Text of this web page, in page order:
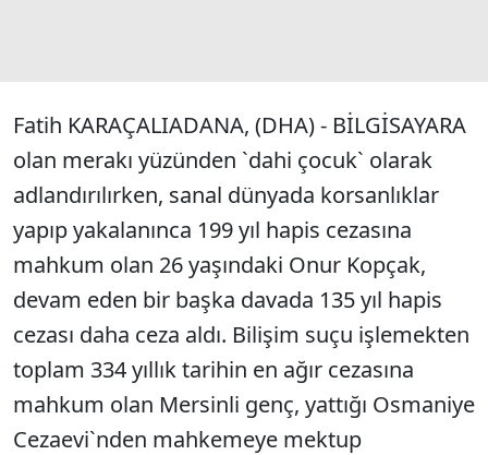
Fatih KARAÇALIADANA, (DHA) - BİLGİSAYARA
olan merakı yüzünden `dahi çocuk` olarak
adlandırılırken, sanal dünyada korsanlıklar
yapıp yakalanınca 199 yıl hapis cezasına
mahkum olan 26 yaşındaki Onur Kopçak,
devam eden bir başka davada 135 yıl hapis
cezası daha ceza aldı. Bilişim suçu işlemekten
toplam 334 yıllık tarihin en ağır cezasına
mahkum olan Mersinli genç, yattığı Osmaniye
Cezaevi`nden mahkemeye mektup